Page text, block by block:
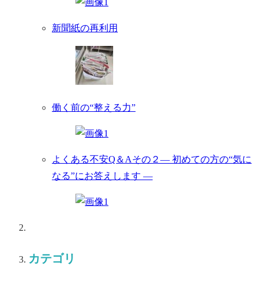
新聞紙の再利用
働く前の“整える力”
よくある不安Q＆Aその２― 初めての方の“気に
なる”にお答えします ―
カテゴリ